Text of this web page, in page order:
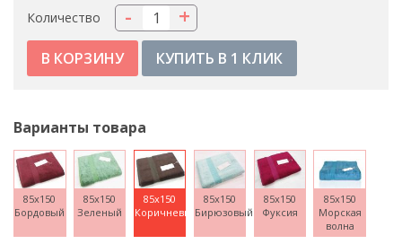
Количество +
-
КУПИТЬ В 1 КЛИК
Варианты товара
85x150
Бордовый
85x150
Зеленый
85x150
Коричневый
85x150
Бирюзовый
85x150
Фуксия
85x150
Морская
волна